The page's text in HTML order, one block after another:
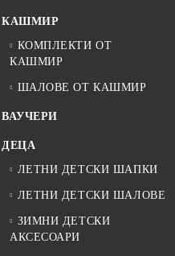
КАШМИР
КОМПЛЕКТИ ОТ
КАШМИР
ШАЛОВЕ ОТ КАШМИР
ВАУЧЕРИ
ДЕЦА
ЛЕТНИ ДЕТСКИ ШАПКИ
ЛЕТНИ ДЕТСКИ ШАЛОВЕ
ЗИМНИ ДЕТСКИ
АКСЕСОАРИ